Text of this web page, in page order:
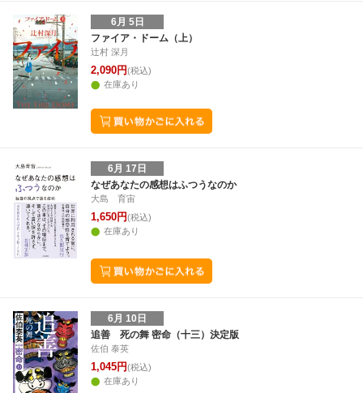
6月 5日
ファイア・ドーム（上）
辻村 深月
2,090円(税込)
在庫あり
6月 17日
なぜあなたの感想はふつうなのか
大島 育宙
1,650円(税込)
在庫あり
6月 10日
追善 死の舞 密命（十三）決定版
佐伯 泰英
1,045円(税込)
在庫あり